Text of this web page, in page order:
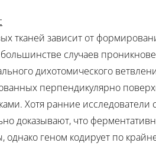
тканей зависит от
случаев
дихотомического
перпендикулярно
Хотя ранние исследователи
доказывают, что
однако геном кодирует по